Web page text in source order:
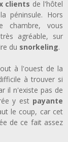
clients de l'hôtel
péninsule. Hors
chambre, vous
agréable, sur
du snorkeling.
à l'ouest de la
à trouver si
il n'existe pas de
y est payante
le coup, car cet
de ce fait assez